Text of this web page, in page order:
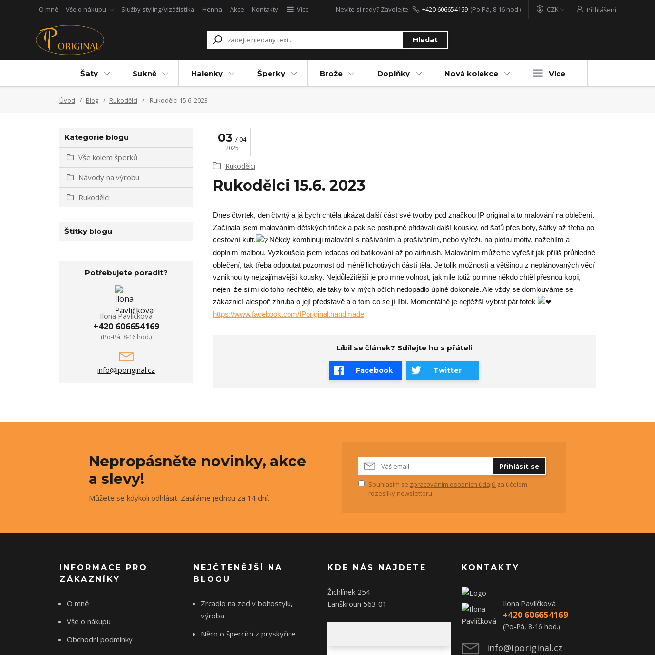
O mně Vše o nákupu Služby styling/vizážistika Henna Akce Kontakty Více CZK Přihlášení
Hledat
Nevíte si rady? Zavolejte. +420 606654169 (Po-Pá, 8-16 hod.)
Šaty Sukně Halenky Šperky Brože Doplňky Nová kolekce Více
Úvod Blog Rukodělci Rukodělci 15.6. 2023
Kategorie blogu
Vše kolem šperků
Návody na výrobu
Rukodělci
Štítky blogu
Potřebujete poradit?
Ilona Pavlíčková
+420 606654169
(Po-Pá, 8-16 hod.)
info@iporiginal.cz
03
04
2025
Rukodělci
Rukodělci 15.6. 2023
Dnes čtvrtek, den čtvrtý a já bych chtěla ukázat další část své tvorby pod značkou IP original a to malování na oblečení.
Začínala jsem malováním dětských triček a pak se postupně přidávali další kousky, od šatů přes boty, šátky až třeba po
cestovní kufr.
Někdy kombinuji malování s našíváním a prošíváním, nebo vyřežu na plotru motiv, nažehlím a
doplním malbou. Vyzkoušela jsem ledacos od batikování až po airbrush. Malováním můžeme vyřešit jak příliš průhledné
oblečení, tak třeba odpoutat pozornost od méně lichotivých částí těla. Je tolik možností a většinou z neplánovaných věcí
vzniknou ty nejzajímavější kousky. Nejdůležitější je pro mne volnost, jakmile totiž po mne někdo chtěl přesnou kopii,
nejen, že si mi do toho nechtělo, ale taky to v mých očích nedopadlo úplně dokonale. Ale vždy se domlouváme se
zákaznicí alespoň zhruba o její představě a o tom co se jí líbí. Momentálně je nejtěžší vybrat pár fotek
https://www.facebook.com/IPoriginal.handmade
Líbil se článek? Sdílejte ho s přáteli
Facebook Twitter
Nepropásněte novinky, akce
a slevy!
Můžete se kdykoli odhlásit. Zasíláme jednou za 14 dní.
Přihlásit se
Souhlasím se zpracováním osobních údajů za účelem
rozesílky newsletteru.
INFORMACE PRO
ZÁKAZNÍKY
O mně
Vše o nákupu
Obchodní podmínky
NEJČTENĚJŠÍ NA
BLOGU
Zrcadlo na zeď v bohostylu,
výroba
Něco o špercích z pryskyřice
KDE NÁS NAJDETE
Žichlínek 254
Lanškroun 563 01
KONTAKTY
Ilona Pavlíčková
+420 606654169
(Po-Pá, 8-16 hod.)
info@iporiginal.cz